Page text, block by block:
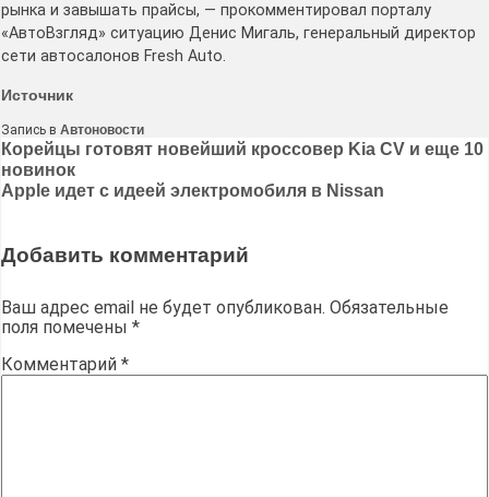
рынка и завышать прайсы, — прокомментировал порталу
«АвтоВзгляд» ситуацию Денис Мигаль, генеральный директор
сети автосалонов Fresh Auto.
Источник
Запись в Автоновости
Навигация
по
Корейцы готовят новейший кроссовер Kia CV и еще 10
новинок
Apple идет с идеей электромобиля в Nissan
Добавить комментарий
Ваш адрес email не будет опубликован. Обязательные
поля помечены *
Комментарий *